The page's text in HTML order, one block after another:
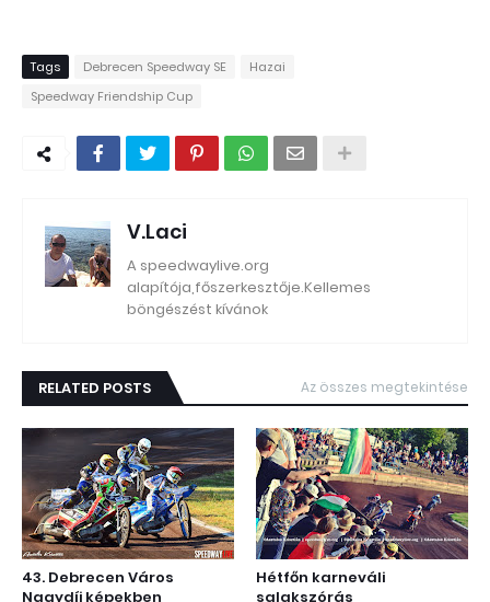
Tags Debrecen Speedway SE
Hazai
Speedway Friendship Cup
V.Laci
A speedwaylive.org
alapítója,főszerkesztője.Kellemes
böngészést kívánok
RELATED POSTS Az összes megtekintése
43. Debrecen Város
Nagydíj képekben
Hétfőn karneváli
salakszórás